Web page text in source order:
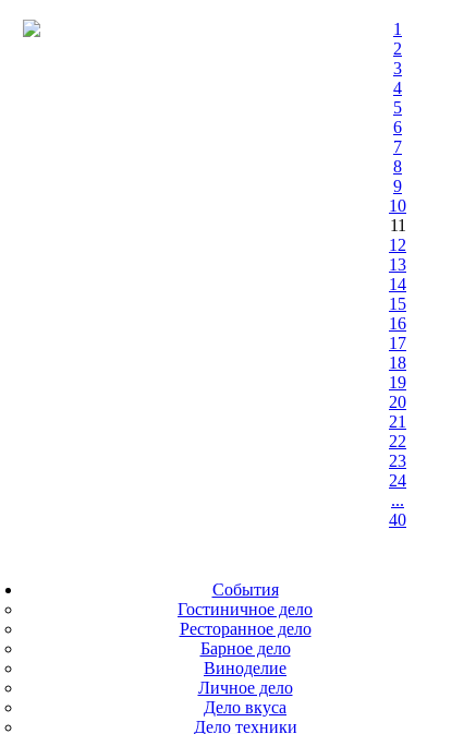
1
2
3
4
5
6
7
8
9
10
11
12
13
14
15
16
17
18
19
20
21
22
23
24
...
40
События
Гостиничное дело
Ресторанное дело
Барное дело
Виноделие
Личное дело
Дело вкуса
Дело техники